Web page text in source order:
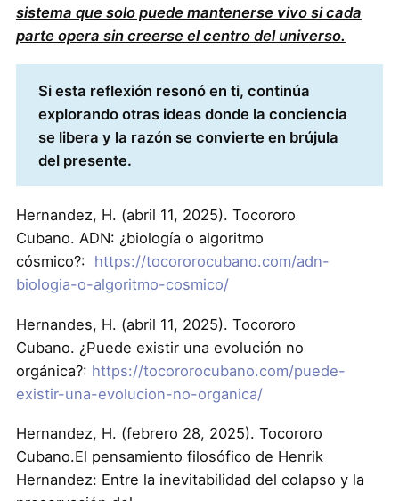
sistema que solo puede mantenerse vivo si cada
parte opera sin creerse el centro del universo.
Si esta reflexión resonó en ti, continúa
explorando otras ideas donde la conciencia
se libera y la razón se convierte en brújula
del presente.
Hernandez, H. (abril 11, 2025). Tocororo
Cubano. ADN: ¿biología o algoritmo
cósmico?: https://tocororocubano.com/adn-
biologia-o-algoritmo-cosmico/
Hernandes, H. (abril 11, 2025). Tocororo
Cubano. ¿Puede existir una evolución no
orgánica?: https://tocororocubano.com/puede-
existir-una-evolucion-no-organica/
Hernandez, H. (febrero 28, 2025). Tocororo
Cubano.El pensamiento filosófico de Henrik
Hernandez: Entre la inevitabilidad del colapso y la